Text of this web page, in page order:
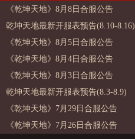
《乾坤天地》8月8日合服公告
乾坤天地最新开服表预告(8.10-8.16)
《乾坤天地》8月5日合服公告
《乾坤天地》8月4日合服公告
《乾坤天地》8月3日合服公告
乾坤天地最新开服表预告(8.3-8.9)
《乾坤天地》7月29日合服公告
《乾坤天地》7月26日合服公告